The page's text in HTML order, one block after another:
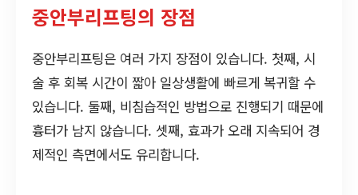
중안부리프팅의 장점
중안부리프팅은 여러 가지 장점이 있습니다. 첫째, 시
술 후 회복 시간이 짧아 일상생활에 빠르게 복귀할 수
있습니다. 둘째, 비침습적인 방법으로 진행되기 때문에
흉터가 남지 않습니다. 셋째, 효과가 오래 지속되어 경
제적인 측면에서도 유리합니다.